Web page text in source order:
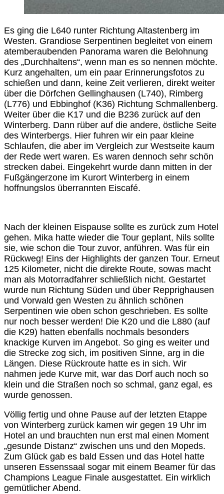
Es ging die L640 runter Richtung Altastenberg im
Westen. Grandiose Serpentinen begleitet von einem
atemberaubenden Panorama waren die Belohnung
des „Durchhaltens“, wenn man es so nennen möchte.
Kurz angehalten, um ein paar Erinnerungsfotos zu
schießen und dann, keine Zeit verlieren, direkt weiter
über die Dörfchen Gellinghausen (L740), Rimberg
(L776) und Ebbinghof (K36) Richtung Schmallenberg.
Weiter über die K17 und die B236 zurück auf den
Winterberg. Dann rüber auf die andere, östliche Seite
des Winterbergs. Hier fuhren wir ein paar kleine
Schlaufen, die aber im Vergleich zur Westseite kaum
der Rede wert waren. Es waren dennoch sehr schön
strecken dabei. Eingekehrt wurde dann mitten in der
Fußgängerzone im Kurort Winterberg in einem
hoffnungslos überrannten Eiscafé.
Nach der kleinen Eispause sollte es zurück zum Hotel
gehen. Mika hatte wieder die Tour geplant, Nils sollte
sie, wie schon die Tour zuvor, anführen. Was für ein
Rückweg! Eins der Highlights der ganzen Tour. Erneut
125 Kilometer, nicht die direkte Route, sowas macht
man als Motorradfahrer schließlich nicht. Gestartet
wurde nun Richtung Süden und über Repprighausen
und Vorwald gen Westen zu ähnlich schönen
Serpentinen wie oben schon geschrieben. Es sollte
nur noch besser werden! Die K20 und die L880 (auf
die K29) hatten ebenfalls nochmals besonders
knackige Kurven im Angebot. So ging es weiter und
die Strecke zog sich, im positiven Sinne, arg in die
Längen. Diese Rückroute hatte es in sich. Wir
nahmen jede Kurve mit, war das Dorf auch noch so
klein und die Straßen noch so schmal, ganz egal, es
wurde genossen.
Völlig fertig und ohne Pause auf der letzten Etappe
von Winterberg zurück kamen wir gegen 19 Uhr im
Hotel an und brauchten nun erst mal einen Moment
„gesunde Distanz“ zwischen uns und den Mopeds.
Zum Glück gab es bald Essen und das Hotel hatte
unseren Essenssaal sogar mit einem Beamer für das
Champions League Finale ausgestattet. Ein wirklich
gemütlicher Abend.